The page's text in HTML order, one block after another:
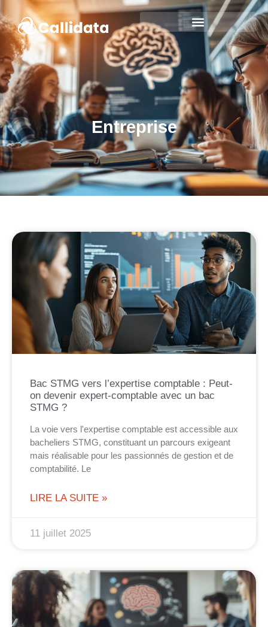
Entreprise
Bac STMG vers l’expertise comptable : Peut-
on devenir expert-comptable avec un bac
STMG ?
La voie vers l'expertise comptable est accessible aux
bacheliers STMG, constituant un parcours exigeant
mais réalisable pour les passionnés de gestion et de
comptabilité. Le
LIRE LA SUITE »
11 juillet 2025